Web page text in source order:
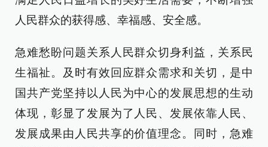
人民群众的获得感、幸福感、安全感。
急难愁盼问题关系人民群众切身利益，关系民
生福祉。及时有效回应群众需求和关切，是中
国共产党坚持以人民为中心的发展思想的生动
体现，彰显了发展为了人民、发展依靠人民、
发展成果由人民共享的价值理念。同时，急难